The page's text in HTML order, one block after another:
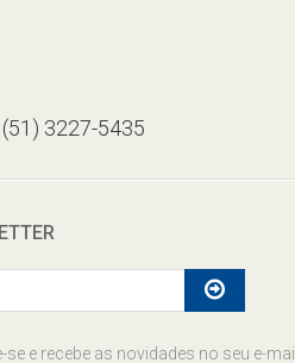
3227-5435
se e recebe as novidades no seu e-mail.